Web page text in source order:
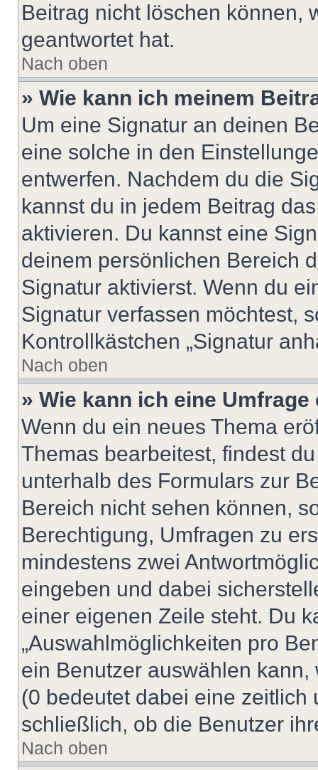
Beitrag nicht löschen können,
geantwortet hat.
Nach oben
» Wie kann ich meinem
Um eine Signatur an deinen
eine solche in den
entwerfen. Nachdem du die
kannst du in jedem Beitrag
aktivieren. Du kannst eine
deinem persönlichen Bereich
Signatur aktivierst. Wenn du
Signatur verfassen möchtest,
Kontrollkästchen „Signatur
Nach oben
» Wie kann ich eine
Wenn du ein neues Thema
Themas bearbeitest, findest
unterhalb des Formulars zur
Bereich nicht sehen können,
Berechtigung, Umfragen zu
mindestens zwei
eingeben und dabei
einer eigenen Zeile steht. Du
„Auswahlmöglichkeiten pro
ein Benutzer auswählen
(0 bedeutet dabei eine zeitlich
schließlich, ob die Benutzer
Nach oben